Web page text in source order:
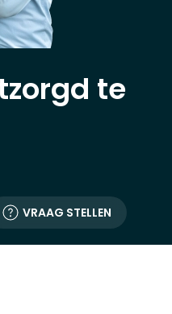
te
VRAAG STELLEN